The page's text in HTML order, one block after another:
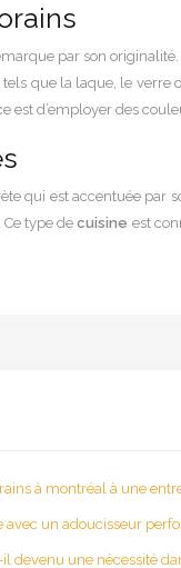
par son
que la laque, le
est d’employer des
qui est accentuée par
Ce type decuisine est
à montréal à une
avec un adoucisseur
devenu une nécessité